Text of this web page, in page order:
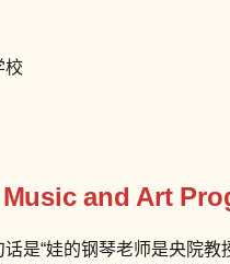
校
and Art
是“娃的钢琴老师是央院